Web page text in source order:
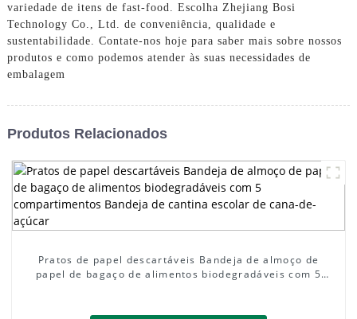
variedade de itens de fast-food. Escolha Zhejiang Bosi
Technology Co., Ltd. de conveniência, qualidade e
sustentabilidade. Contate-nos hoje para saber mais sobre nossos
produtos e como podemos atender às suas necessidades de
embalagem
Produtos Relacionados
Pratos de papel descartáveis ​​Bandeja de almoço de
papel de bagaço de alimentos biodegradáveis ​​com 5